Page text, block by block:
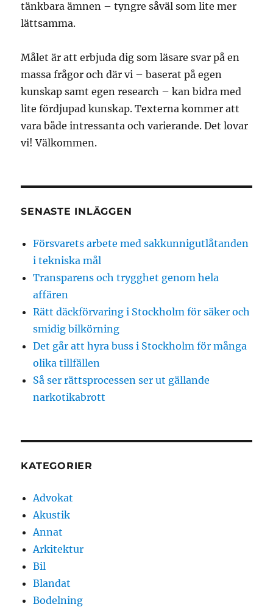
tänkbara ämnen – tyngre såväl som lite mer
lättsamma.
Målet är att erbjuda dig som läsare svar på en
massa frågor och där vi – baserat på egen
kunskap samt egen research – kan bidra med
lite fördjupad kunskap. Texterna kommer att
vara både intressanta och varierande. Det lovar
vi! Välkommen.
SENASTE INLÄGGEN
Försvarets arbete med sakkunnigutlåtanden
i tekniska mål
Transparens och trygghet genom hela
affären
Rätt däckförvaring i Stockholm för säker och
smidig bilkörning
Det går att hyra buss i Stockholm för många
olika tillfällen
Så ser rättsprocessen ser ut gällande
narkotikabrott
KATEGORIER
Advokat
Akustik
Annat
Arkitektur
Bil
Blandat
Bodelning